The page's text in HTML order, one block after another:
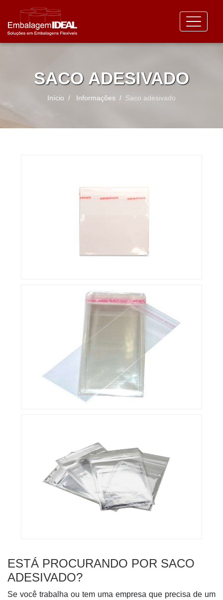
SACO ADESIVADO
Início Informações Saco adesivado
ESTÁ PROCURANDO POR SACO
ADESIVADO?
Se você trabalha ou tem uma empresa que precisa de um